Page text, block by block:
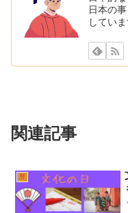
日本の
していま
関連記事
暦